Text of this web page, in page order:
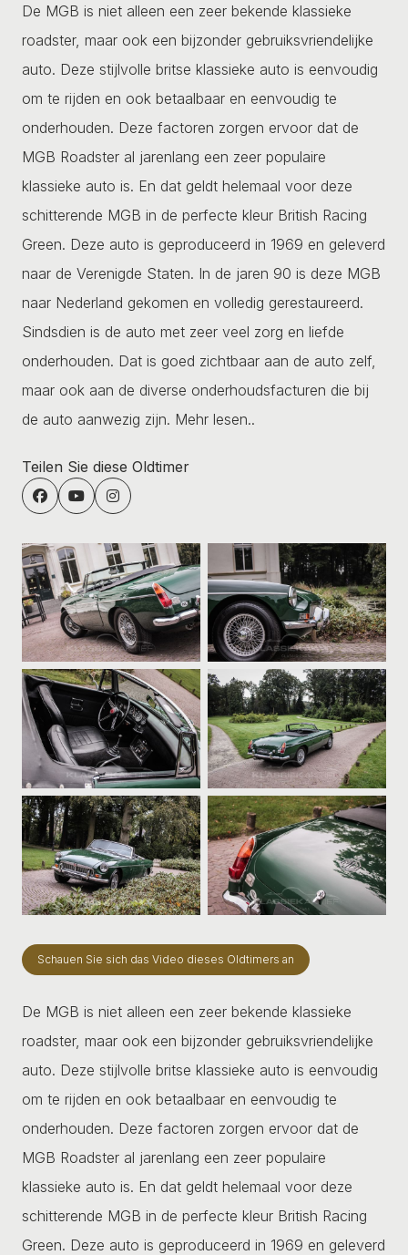
De MGB is niet alleen een zeer bekende klassieke
roadster, maar ook een bijzonder gebruiksvriendelijke
auto. Deze stijlvolle britse klassieke auto is eenvoudig
om te rijden en ook betaalbaar en eenvoudig te
onderhouden. Deze factoren zorgen ervoor dat de
MGB Roadster al jarenlang een zeer populaire
klassieke auto is. En dat geldt helemaal voor deze
schitterende MGB in de perfecte kleur British Racing
Green. Deze auto is geproduceerd in 1969 en geleverd
naar de Verenigde Staten. In de jaren 90 is deze MGB
naar Nederland gekomen en volledig gerestaureerd.
Sindsdien is de auto met zeer veel zorg en liefde
onderhouden. Dat is goed zichtbaar aan de auto zelf,
maar ook aan de diverse onderhoudsfacturen die bij
de auto aanwezig zijn. Mehr lesen..
Teilen Sie diese Oldtimer
Schauen Sie sich das Video dieses Oldtimers an
De MGB is niet alleen een zeer bekende klassieke
roadster, maar ook een bijzonder gebruiksvriendelijke
auto. Deze stijlvolle britse klassieke auto is eenvoudig
om te rijden en ook betaalbaar en eenvoudig te
onderhouden. Deze factoren zorgen ervoor dat de
MGB Roadster al jarenlang een zeer populaire
klassieke auto is. En dat geldt helemaal voor deze
schitterende MGB in de perfecte kleur British Racing
Green. Deze auto is geproduceerd in 1969 en geleverd